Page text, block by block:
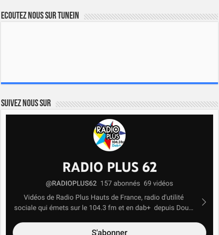
Ecoutez nous sur TuneIn
Suivez nous sur